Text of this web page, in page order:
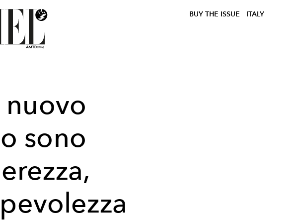
BUY THE ISSUE ITALY
nuovo
sono